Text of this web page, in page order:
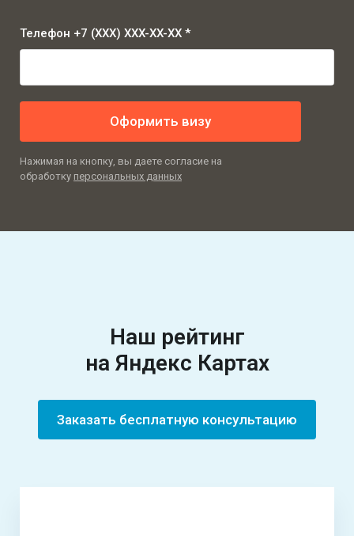
Телефон +7 (XXX) XXX-XX-XX *
Оформить визу
Нажимая на кнопку, вы даете согласие на
обработку персональных данных
Наш рейтинг
на Яндекс Картах
Заказать бесплатную консультацию